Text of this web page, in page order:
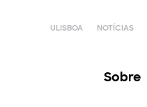
ULISBOA NOTÍCIAS
Sobre